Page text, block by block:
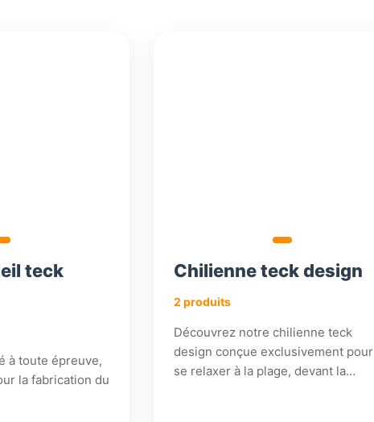
teck
à toute épreuve,
la fabrication du
Chilienne teck design
2 produits
Découvrez notre chilienne teck
design conçue exclusivement pour
se relaxer à la plage, devant la…